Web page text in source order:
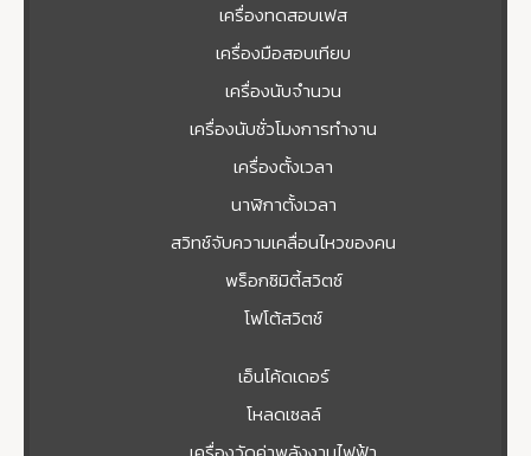
เครื่องทดสอบเฟส
เครื่องมือสอบเทียบ
เครื่องนับจำนวน
เครื่องนับชั่วโมงการทำงาน
เครื่องตั้งเวลา
นาฬิกาตั้งเวลา
สวิทช์จับความเคลื่อนไหวของคน
พร็อกซิมิตี้สวิตซ์
โฟโต้สวิตช์
เอ็นโค้ดเดอร์
โหลดเซลล์